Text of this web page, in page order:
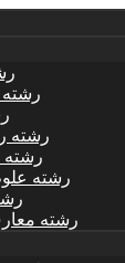
رشته
رشته
رشته